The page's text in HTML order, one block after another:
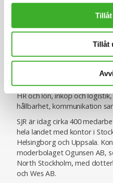
Tillåt
inom rekrytering och
1993 har vi varit
personlighetsbedömning
till, vilket ger oss en unik
krav matcha rätt kompetens
erbjuder
HR och lön, inköp och
hållbarhet, kommunikation
SJR är idag cirka 400
hela landet med kontor i
Helsingborg och Uppsala.
moderbolaget Ogunsen AB,
North Stockholm, med
och Wes AB.